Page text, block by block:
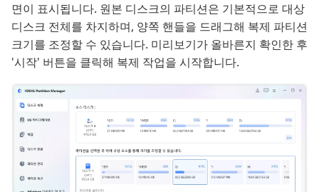
면이 표시됩니다. 원본 디스크의 파티션은 기본적으로 대상
디스크 전체를 차지하며, 양쪽 핸들을 드래그해 복제 파티션
크기를 조정할 수 있습니다. 미리보기가 올바른지 확인한 후
'시작' 버튼을 클릭해 복제 작업을 시작합니다.